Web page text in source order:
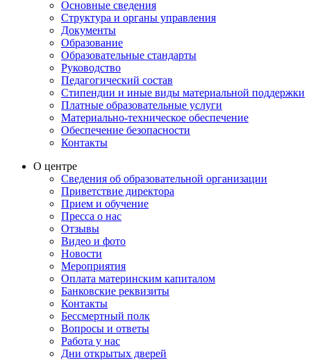
Основные сведения
Структура и органы управления
Документы
Образование
Образовательные стандарты
Руководство
Педагогический состав
Стипендии и иные виды материальной поддержки
Платные образовательные услуги
Материально-техническое обеспечение
Обеспечение безопасности
Контакты
О центре
Сведения об образовательной организации
Приветствие директора
Прием и обучение
Пресса о нас
Отзывы
Видео и фото
Новости
Мероприятия
Оплата материнским капиталом
Банковские реквизиты
Контакты
Бессмертный полк
Вопросы и ответы
Работа у нас
Дни открытых дверей